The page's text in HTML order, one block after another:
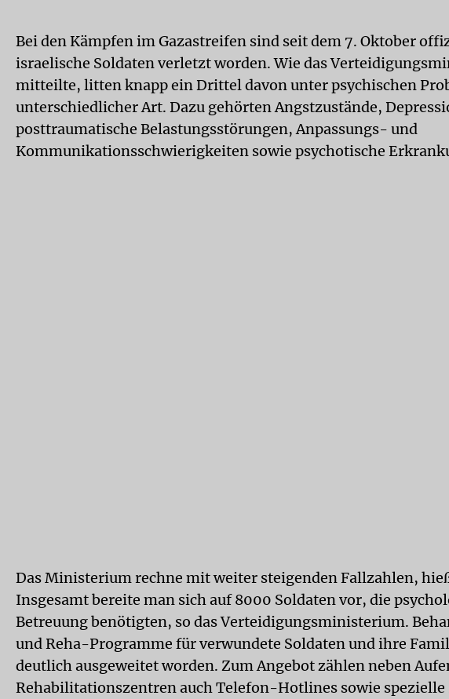
Bei den Kämpfen im Gazastreifen sind seit dem 7. Oktober
israelische Soldaten verletzt worden. Wie das
mitteilte, litten knapp ein Drittel davon unter psychischen
unterschiedlicher Art. Dazu gehörten Angstzustände,
posttraumatische Belastungsstörungen, Anpassungs- und
Kommunikationsschwierigkeiten sowie psychotische
Das Ministerium rechne mit weiter steigenden Fallzahlen,
Insgesamt bereite man sich auf 8000 Soldaten vor, die
Betreuung benötigten, so das Verteidigungsministerium.
und Reha-Programme für verwundete Soldaten und ihre
deutlich ausgeweitet worden. Zum Angebot zählen neben
Rehabilitationszentren auch Telefon-Hotlines sowie